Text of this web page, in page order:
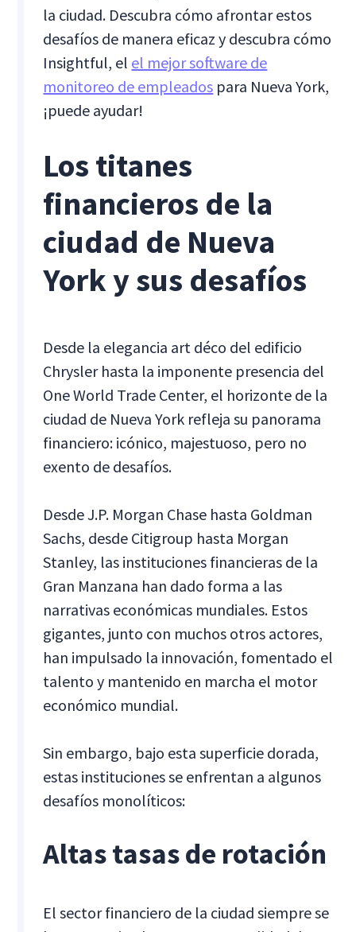
la ciudad. Descubra cómo afrontar estos
desafíos de manera eficaz y descubra cómo
Insightful, el el mejor software de
monitoreo de empleados para Nueva York,
¡puede ayudar!
Los titanes
financieros de la
ciudad de Nueva
York y sus desafíos
Desde la elegancia art déco del edificio
Chrysler hasta la imponente presencia del
One World Trade Center, el horizonte de la
ciudad de Nueva York refleja su panorama
financiero: icónico, majestuoso, pero no
exento de desafíos.
Desde J.P. Morgan Chase hasta Goldman
Sachs, desde Citigroup hasta Morgan
Stanley, las instituciones financieras de la
Gran Manzana han dado forma a las
narrativas económicas mundiales. Estos
gigantes, junto con muchos otros actores,
han impulsado la innovación, fomentado el
talento y mantenido en marcha el motor
económico mundial.
Sin embargo, bajo esta superficie dorada,
estas instituciones se enfrentan a algunos
desafíos monolíticos:
Altas tasas de rotación
El sector financiero de la ciudad siempre se